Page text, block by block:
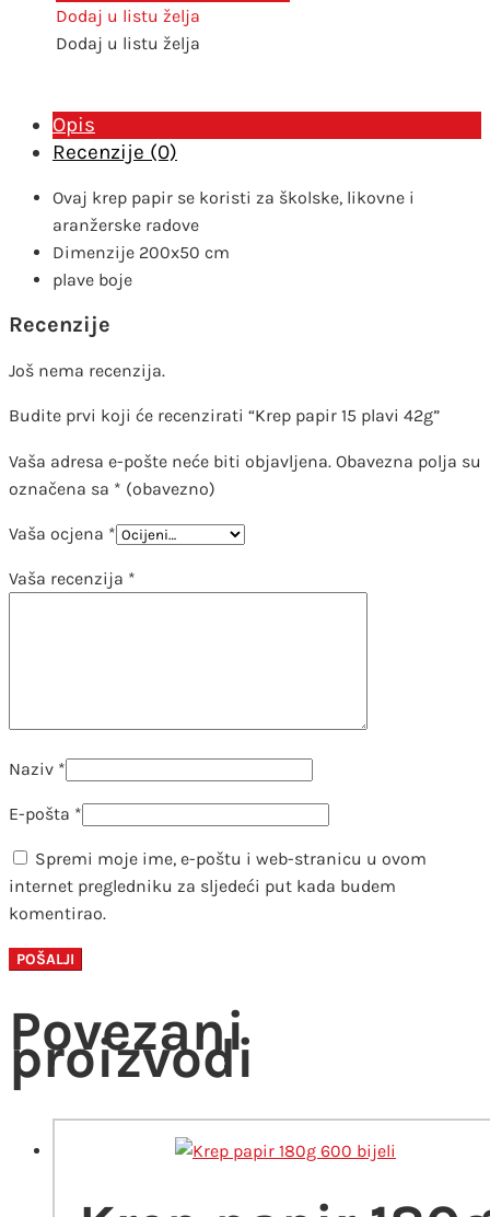
plavi
42g
količina
Dodaj u listu želja
Dodaj u listu želja
Opis
Recenzije (0)
Ovaj krep papir se koristi za školske, likovne i
aranžerske radove
Dimenzije 200x50 cm
plave boje
Recenzije
Još nema recenzija.
Budite prvi koji će recenzirati “Krep papir 15 plavi 42g”
Vaša adresa e-pošte neće biti objavljena. Obavezna polja su
označena sa * (obavezno)
Vaša ocjena *
Vaša recenzija *
Naziv *
E-pošta *
Spremi moje ime, e-poštu i web-stranicu u ovom
internet pregledniku za sljedeći put kada budem
komentirao.
Povezani
proizvodi